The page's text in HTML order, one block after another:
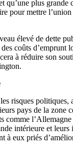
qu’une plus grande
pour mettre
élevé de dette
coûts d’emprunt
à réduire son
risques politiques,
pays de la zone
comme l’Allemagne
intérieure et leurs
à eux priés